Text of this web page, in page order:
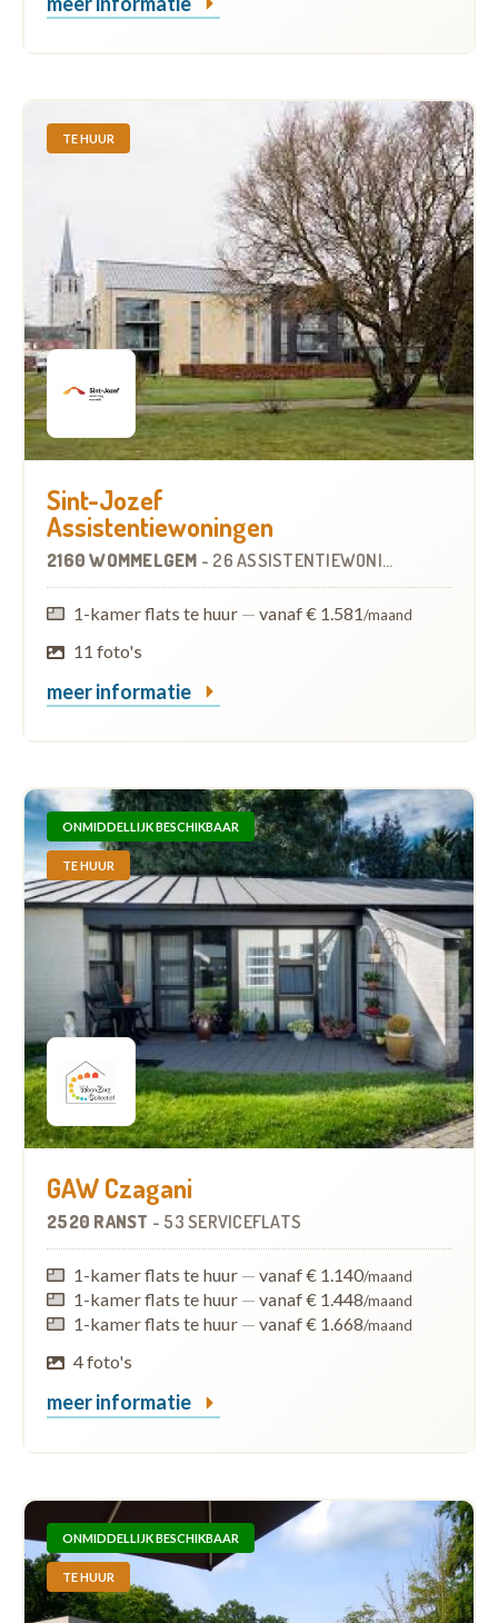
TE HUUR
Sint-Jozef
Assistentiewoningen
2160 WOMMELGEM - 26 ASSISTENTIEWONINGEN
1-kamer flats te huur — vanaf € 1.581/maand
11 foto's
meer informatie
ONMIDDELLIJK BESCHIKBAAR
TE HUUR
GAW Czagani
2520 RANST - 53 SERVICEFLATS
1-kamer flats te huur — vanaf € 1.140/maand
1-kamer flats te huur — vanaf € 1.448/maand
1-kamer flats te huur — vanaf € 1.668/maand
4 foto's
meer informatie
ONMIDDELLIJK BESCHIKBAAR
TE HUUR